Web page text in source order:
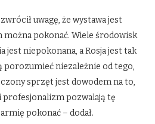
uwagę, że wystawa jest
można pokonać. Wiele środowisk
jest niepokonana, a Rosja jest tak
porozumieć niezależnie od tego,
sprzęt jest dowodem na to,
profesjonalizm pozwalają tę
pokonać – dodał.